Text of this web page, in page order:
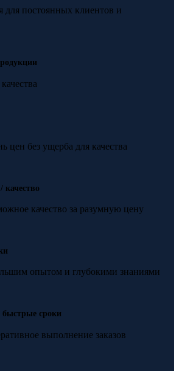
для постоянных клиентов и
цен без ущерба для качества
качество
качество за разумную цену
опытом и глубокими знаниями
сроки
выполнение заказов